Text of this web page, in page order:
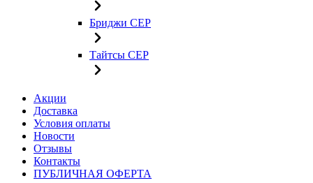
Бриджи CEP
Тайтсы CEP
Акции
Доставка
Условия оплаты
Новости
Отзывы
Контакты
ПУБЛИЧНАЯ ОФЕРТА